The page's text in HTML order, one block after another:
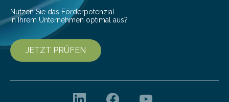
Nutzen Sie das Förderpotenzial
in Ihrem Unternehmen optimal aus?
JETZT PRÜFEN